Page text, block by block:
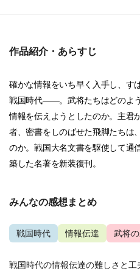
作品紹介・あらすじ
確かな情報をいち早く入手し、す
戦国時代――。武将たちはどのよ
情報を伝えようとしたのか。主君
者、密書をしのばせた飛脚たちは
のか。戦国大名文書を駆使して通
築した名著を新装復刊。
みんなの感想まとめ
戦国時代 情報伝達 武将
戦国時代の情報伝達の難しさと